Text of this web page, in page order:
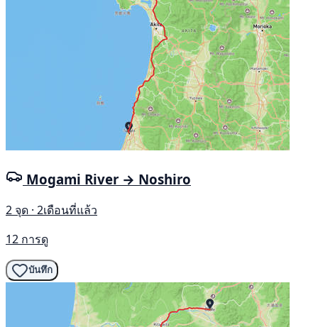
Mogami River → Noshiro
2 จุด · 2เดือนที่แล้ว
12 การดู
บันทึก